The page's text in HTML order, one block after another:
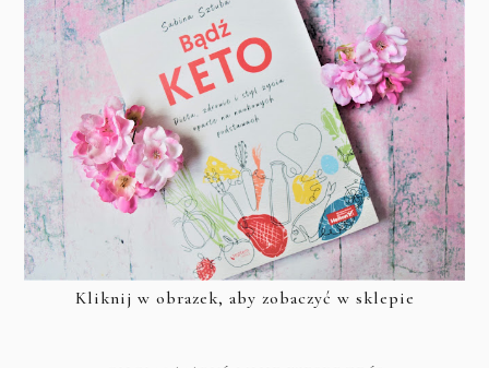
Kliknij w obrazek, aby zobaczyć w sklepie